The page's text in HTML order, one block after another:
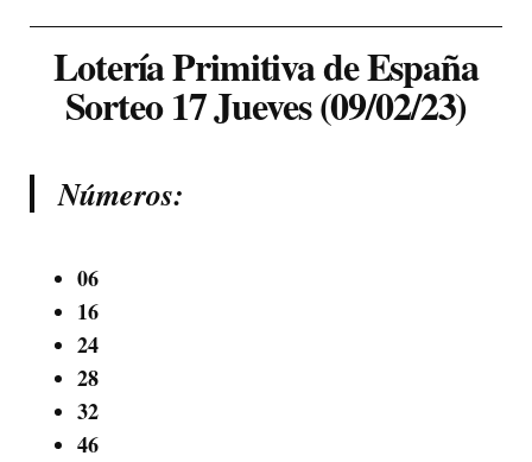
Lotería Primitiva de España
Sorteo 17 Jueves (09/02/23)
Números:
06
16
24
28
32
46